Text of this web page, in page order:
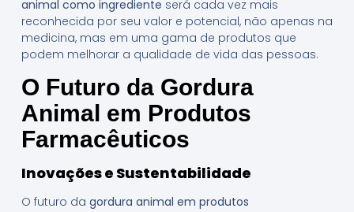
animal como ingrediente será cada vez mais
reconhecida por seu valor e potencial, não apenas na
medicina, mas em uma gama de produtos que
podem melhorar a qualidade de vida das pessoas.
O Futuro da Gordura
Animal em Produtos
Farmacêuticos
Inovações e Sustentabilidade
O futuro da gordura animal em produtos